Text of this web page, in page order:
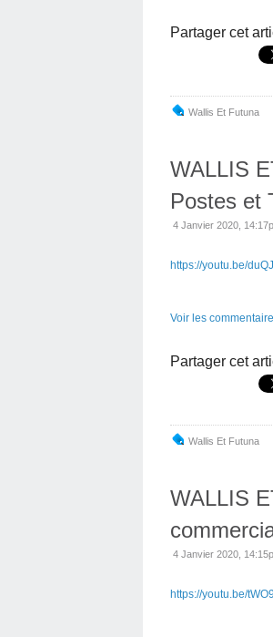
Partager cet
Wallis Et Futuna
WALLIS
Postes et
4 Janvier 2020,
https://youtu.be/
Voir les
Partager cet
Wallis Et Futuna
WALLIS
4 Janvier 2020,
https://youtu.be/